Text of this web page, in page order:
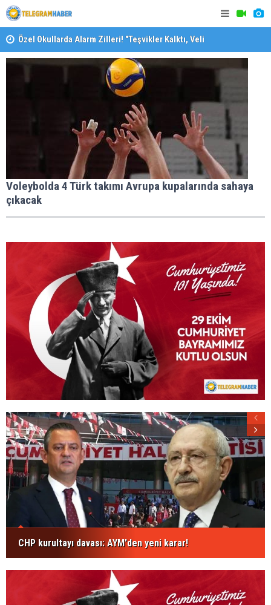
Özel Okullarda Alarm Zilleri! "Teşvikler Kalktı, Veli
"Toprağını Kaybeden Geleceğini Kaybeder!"
Voleybolda 4 Türk takımı Avrupa kupalarında sahaya
çıkacak
CHP kurultayı davası: AYM'den yeni karar!